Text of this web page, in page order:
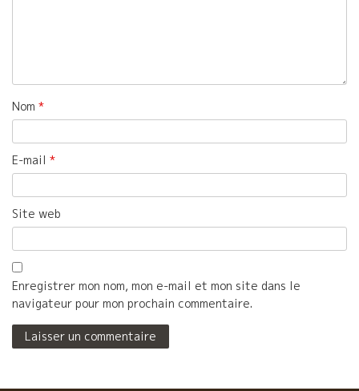
Nom *
E-mail *
Site web
Enregistrer mon nom, mon e-mail et mon site dans le
navigateur pour mon prochain commentaire.